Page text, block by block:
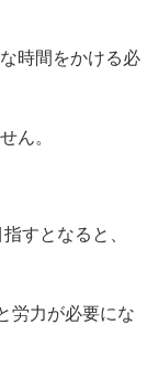
時間をかける必
ん。
すとなると、
労力が必要にな